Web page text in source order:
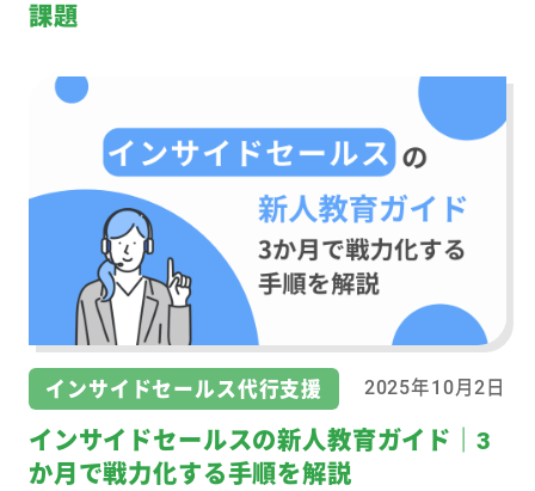
課題
インサイドセールス代行支援 2025年10月2日
インサイドセールスの新人教育ガイド｜3
か月で戦力化する手順を解説